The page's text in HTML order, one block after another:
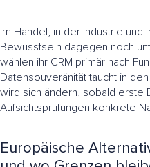
Im Handel, in der Industrie und
Bewusstsein dagegen noch
wählen ihr CRM primär nach
Datensouveränität taucht in
wird sich ändern, sobald erste
Aufsichtsprüfungen konkrete
Europäische